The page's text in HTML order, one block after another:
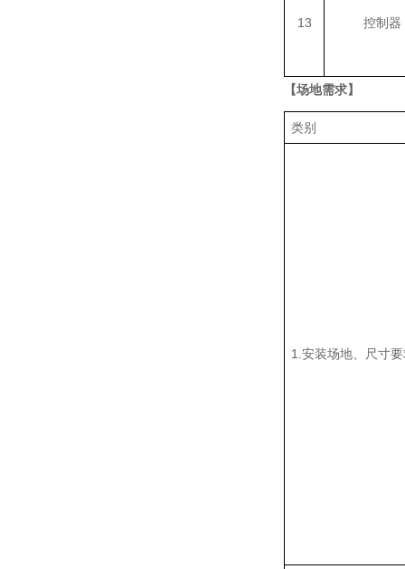
13 控制器
【场地需求】
类别
1.安装场地、尺寸